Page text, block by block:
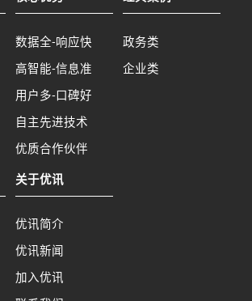
言表述的准确性和适度性，避免出现
情绪。​7. 突发事件的应急响应：建
部门应制定详细的应急预案，确保
时能够迅速、有效地应对和处理，
件对社会稳定和经济发展的冲击。​8.
：合理引导和管理公众对经济、社会
维护社会稳定的关键。相关部门应通
通机制，向公众传达真实情况，避
实际的预期引发社会不满情绪。​9.
，因此需妥善处理和协调各方利
建立公正的利益分配机制，确保改
民众，同时关注弱势群体的利益保
分配不均而引发的社会矛盾和社会
数据全-响应快
高智能-信息准
用户多-口碑好
自主先进技术
优质合作伙伴
政务类
企业类
关于优讯
优讯简介
优讯新闻
加入优讯